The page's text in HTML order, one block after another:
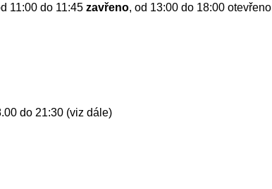
11:00 do 11:45zavřeno, od 13:00 do 18:00 otevřeno
do 21:30 (viz dále)